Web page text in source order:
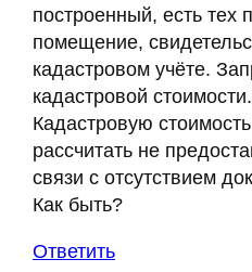
построенный, есть тех
помещение,
кадастровом учёте.
кадастровой
Кадастровую
рассчитать не
связи с отсутствием
Как быть?
Ответить